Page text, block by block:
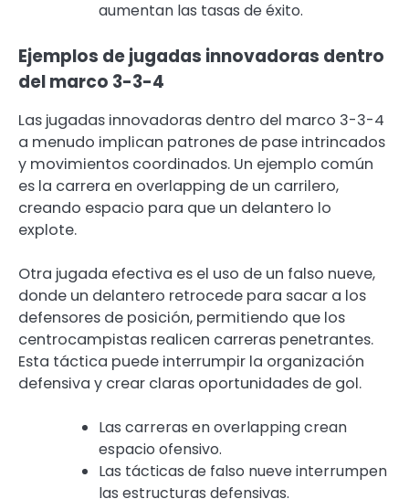
aumentan las tasas de éxito.
Ejemplos de jugadas innovadoras dentro
del marco 3-3-4
Las jugadas innovadoras dentro del marco 3-3-4
a menudo implican patrones de pase intrincados
y movimientos coordinados. Un ejemplo común
es la carrera en overlapping de un carrilero,
creando espacio para que un delantero lo
explote.
Otra jugada efectiva es el uso de un falso nueve,
donde un delantero retrocede para sacar a los
defensores de posición, permitiendo que los
centrocampistas realicen carreras penetrantes.
Esta táctica puede interrumpir la organización
defensiva y crear claras oportunidades de gol.
Las carreras en overlapping crean
espacio ofensivo.
Las tácticas de falso nueve interrumpen
las estructuras defensivas.